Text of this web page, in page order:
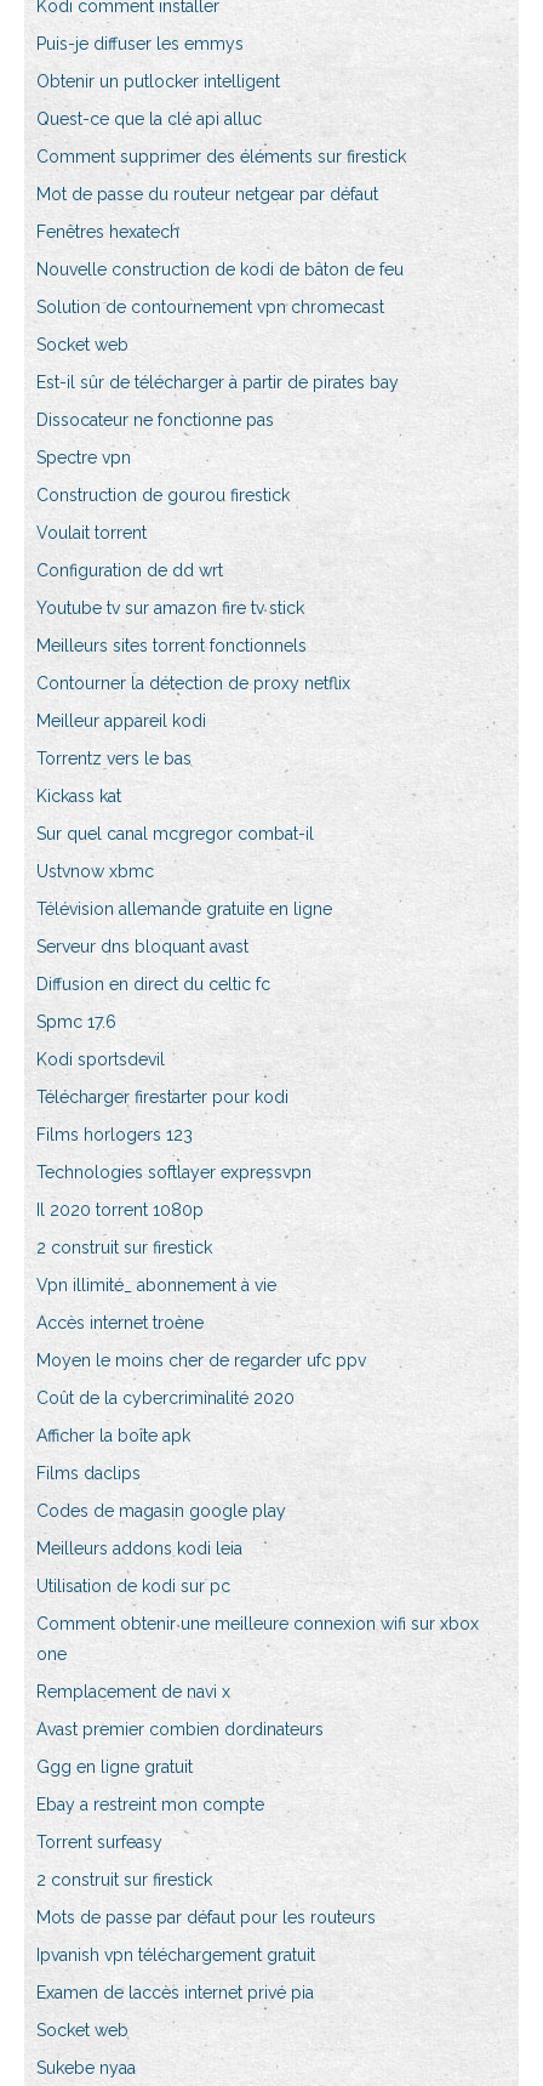
Kodi comment installer
Puis-je diffuser les emmys
Obtenir un putlocker intelligent
Quest-ce que la clé api alluc
Comment supprimer des éléments sur firestick
Mot de passe du routeur netgear par défaut
Fenêtres hexatech
Nouvelle construction de kodi de bâton de feu
Solution de contournement vpn chromecast
Socket web
Est-il sûr de télécharger à partir de pirates bay
Dissocateur ne fonctionne pas
Spectre vpn
Construction de gourou firestick
Voulait torrent
Configuration de dd wrt
Youtube tv sur amazon fire tv stick
Meilleurs sites torrent fonctionnels
Contourner la détection de proxy netflix
Meilleur appareil kodi
Torrentz vers le bas
Kickass kat
Sur quel canal mcgregor combat-il
Ustvnow xbmc
Télévision allemande gratuite en ligne
Serveur dns bloquant avast
Diffusion en direct du celtic fc
Spmc 17.6
Kodi sportsdevil
Télécharger firestarter pour kodi
Films horlogers 123
Technologies softlayer expressvpn
Il 2020 torrent 1080p
2 construit sur firestick
Vpn illimité_ abonnement à vie
Accès internet troène
Moyen le moins cher de regarder ufc ppv
Coût de la cybercriminalité 2020
Afficher la boîte apk
Films daclips
Codes de magasin google play
Meilleurs addons kodi leia
Utilisation de kodi sur pc
Comment obtenir une meilleure connexion wifi sur xbox
one
Remplacement de navi x
Avast premier combien dordinateurs
Ggg en ligne gratuit
Ebay a restreint mon compte
Torrent surfeasy
2 construit sur firestick
Mots de passe par défaut pour les routeurs
Ipvanish vpn téléchargement gratuit
Examen de laccès internet privé pia
Socket web
Sukebe nyaa